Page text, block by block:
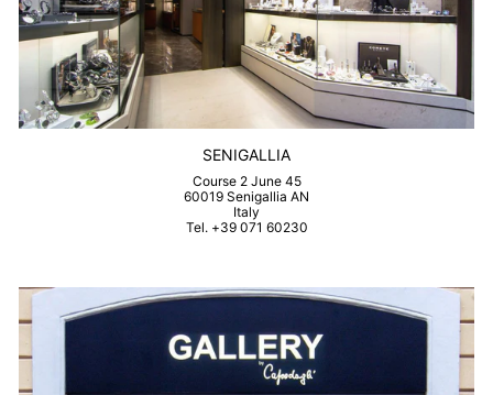
SENIGALLIA
Course 2 June 45
60019 Senigallia AN
Italy
Tel. +39 071 60230